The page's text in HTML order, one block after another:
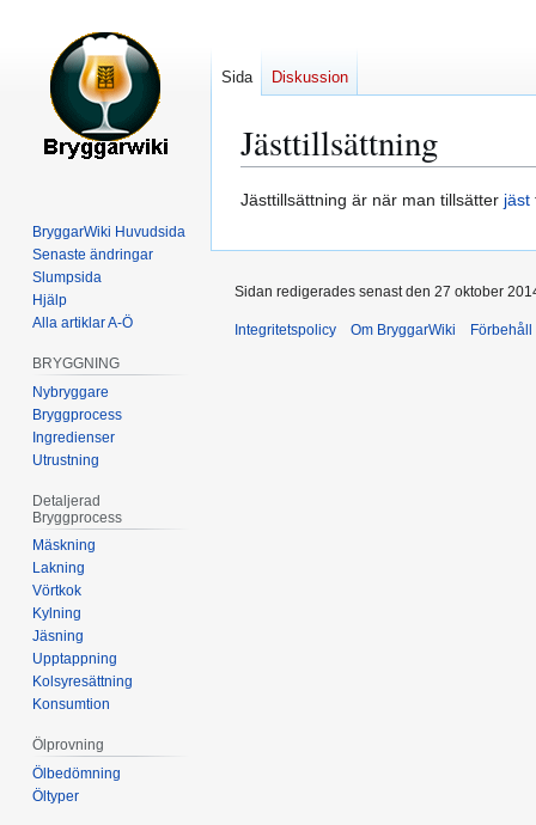
Jästtillsättning
Hoppa
navigering
Hoppa
sök
Jästtillsättning är när man tillsätter jäst
Sida Diskussion
BryggarWiki Huvudsida
Senaste ändringar
Slumpsida
Hjälp
Alla artiklar A-Ö
BRYGGNING
Nybryggare
Bryggprocess
Ingredienser
Utrustning
Detaljerad
Bryggprocess
Mäskning
Lakning
Vörtkok
Kylning
Jäsning
Upptappning
Kolsyresättning
Konsumtion
Ölprovning
Ölbedömning
Öltyper
Sidan redigerades senast den 27 oktober
Integritetspolicy Om BryggarWiki Förbehåll